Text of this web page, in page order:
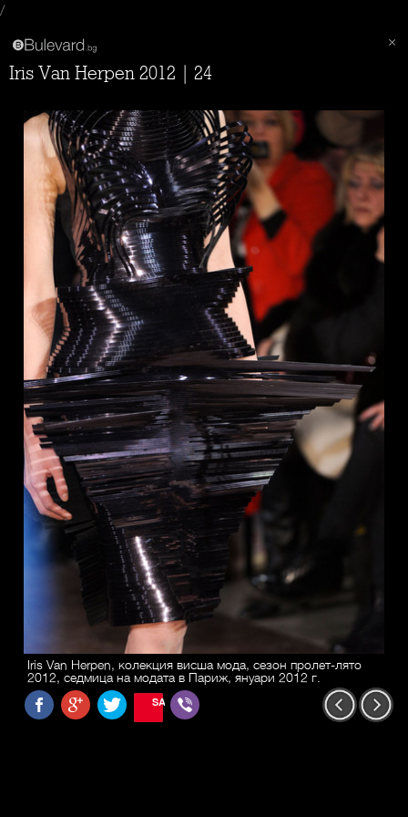
/
Iris Van Herpen 2012 | 24
Iris Van Herpen, колекция висша мода, сезон пролет-лято
2012, седмица на модата в Париж, януари 2012 г.
SAVE